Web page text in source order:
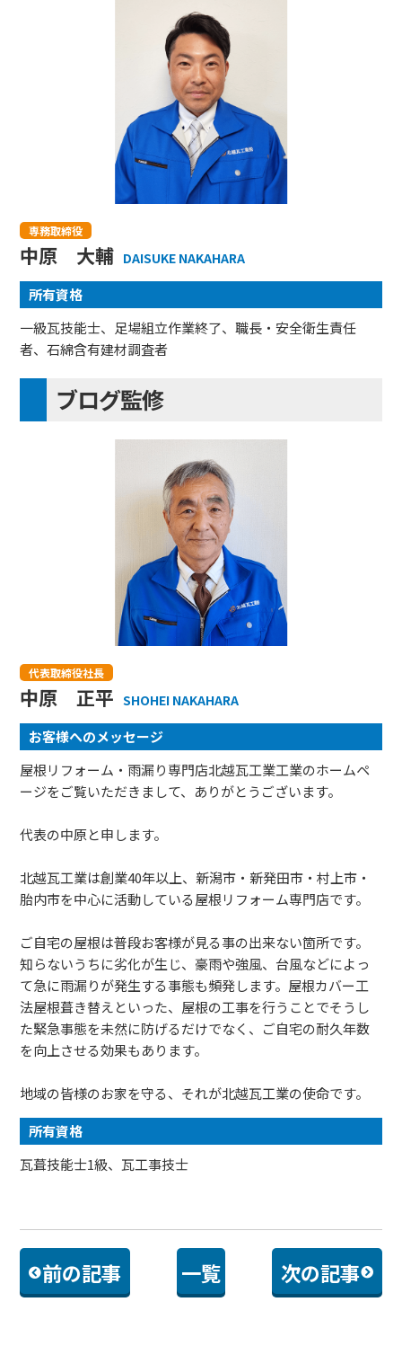
専務取締役
中原 大輔 DAISUKE NAKAHARA
所有資格
一級瓦技能士、足場組立作業終了、職長・安全衛生責任
者、石綿含有建材調査者
ブログ監修
代表取締役社長
中原 正平 SHOHEI NAKAHARA
お客様へのメッセージ
屋根リフォーム・雨漏り専門店北越瓦工業工業のホームペ
ージをご覧いただきまして、ありがとうございます。
代表の中原と申します。
北越瓦工業は創業40年以上、新潟市・新発田市・村上市・
胎内市を中心に活動している屋根リフォーム専門店です。
ご自宅の屋根は普段お客様が見る事の出来ない箇所です。
知らないうちに劣化が生じ、豪雨や強風、台風などによっ
て急に雨漏りが発生する事態も頻発します。屋根カバー工
法屋根葺き替えといった、屋根の工事を行うことでそうし
た緊急事態を未然に防げるだけでなく、ご自宅の耐久年数
を向上させる効果もあります。
地域の皆様のお家を守る、それが北越瓦工業の使命です。
所有資格
瓦葺技能士1級、瓦工事技士
前の記事 一覧 次の記事